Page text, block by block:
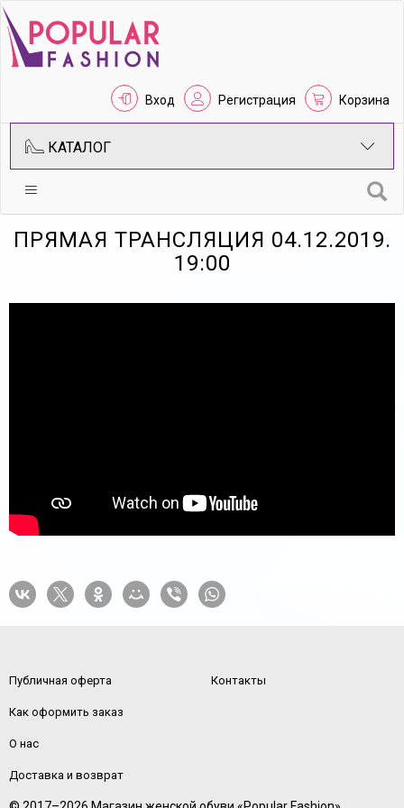
Вход Регистрация Корзина
КАТАЛОГ
ПРЯМАЯ ТРАНСЛЯЦИЯ 04.12.2019.
19:00
Публичная оферта
Как оформить заказ
О нас
Доставка и возврат
Контакты